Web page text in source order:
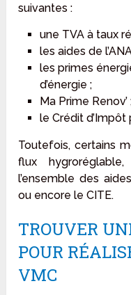
suivantes :
une TVA à taux
les aides de
les primes
d’énergie ;
Ma Prime Renov’
le Crédit d’Impôt
Toutefois, certains
flux
l’ensemble des
ou encore le CITE.
TROUVER
POUR
VMC